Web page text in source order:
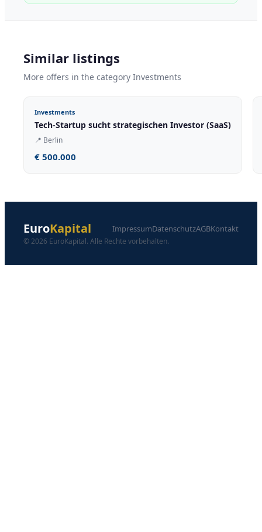
Similar listings
More offers in the category Investments
Investments
Tech-Startup sucht strategischen Investor (SaaS)
📍 Berlin
€ 500.000
EuroKapital ImpressumDatenschutzAGBKontakt
© 2026 EuroKapital. Alle Rechte vorbehalten.